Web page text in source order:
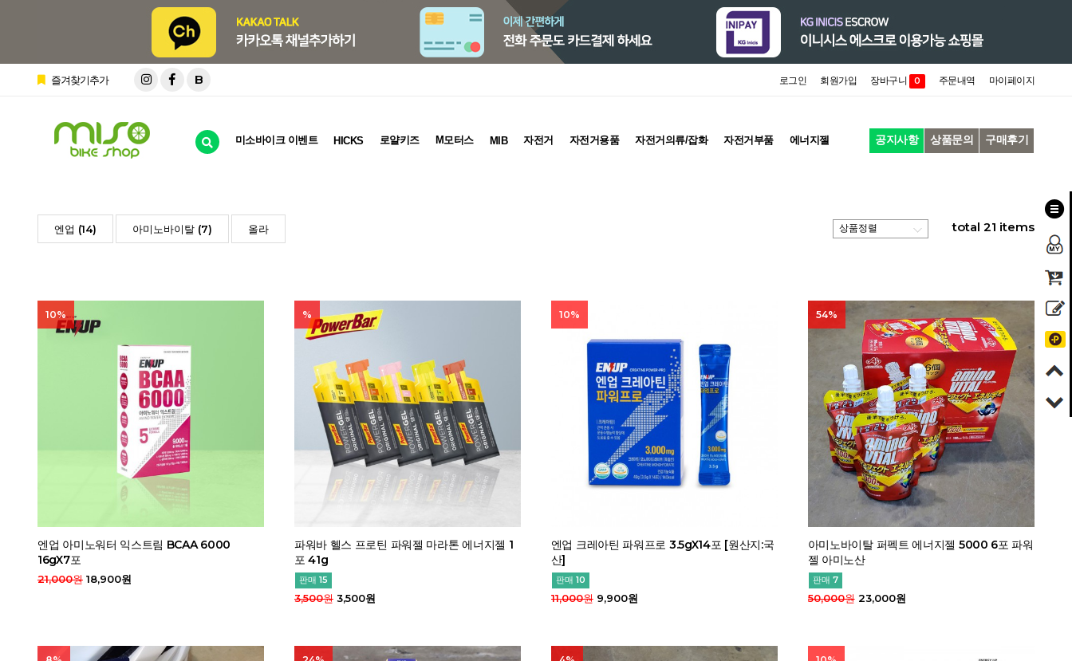
즐겨찾기추가 B 로그인 회원가입 장바구니 0 주문내역 마이페이지
미소바이크 이벤트 HICKS 로얄키즈 M모터스 MIB 자전거 자전거용품 자전거의류/잡화 자전거부품 에너지젤 공지사항 상품문의 구매후기
엔업 (14) 아미노바이탈 (7) 올라 total 21 items
엔업 아미노워터 익스트림 BCAA 6000
16gX7포
10%
21,000원 18,900원
파워바 헬스 프로틴 파워젤 마라톤 에너지젤 1
포 41g
판매 15
%
3,500원3,500원
엔업 크레아틴 파워프로 3.5gX14포 [원산지:국
산]
판매 10
10%
11,000원9,900원
아미노바이탈 퍼펙트 에너지젤 5000 6포 파워
젤 아미노산
판매 7
54%
50,000원23,000원